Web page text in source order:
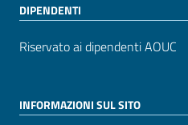
DIPENDENTI
Riservato ai dipendenti AOUC
INFORMAZIONI SUL SITO